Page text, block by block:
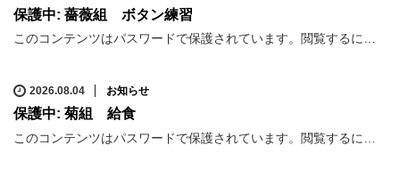
保護中: 薔薇組 ボタン練習
このコンテンツはパスワードで保護されています。閲覧するに…
2026.08.04 お知らせ
保護中: 菊組 給食
このコンテンツはパスワードで保護されています。閲覧するに…